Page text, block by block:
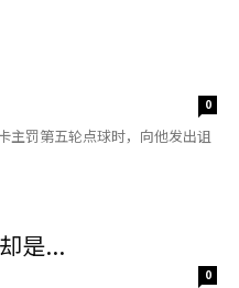
0
主罚第五轮点球时，向他发出诅
是...
0